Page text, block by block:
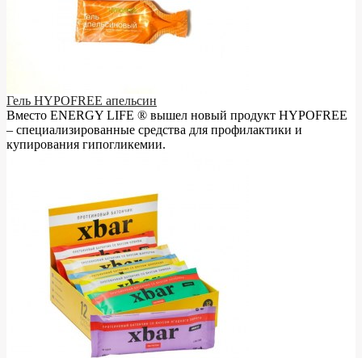
Гель HYPOFREE апельсин
Вместо ENERGY LIFE ® вышел новый продукт HYPOFREE
– cпециализированные средства для профилактики и
купирования гипогликемии.